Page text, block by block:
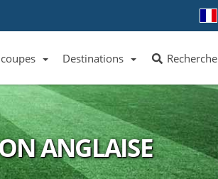
Liste des clubs et équipes
Liste des ligues et coupes
Destinations
Toutes les destinations
Recherche
ANGLAISE